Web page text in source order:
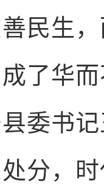
民生
了华
委书
分，